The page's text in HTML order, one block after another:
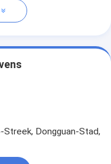
Streek, Dongguan-Stad,